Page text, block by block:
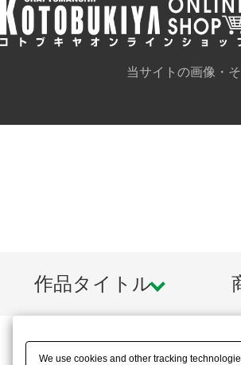
当サイトの画像・
作品タイトル
We use cookies and other tracking